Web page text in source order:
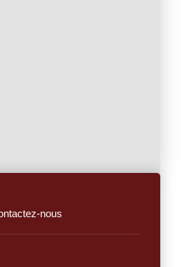
nous